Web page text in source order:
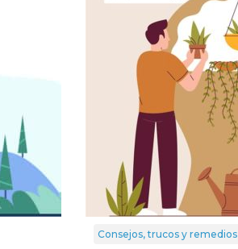
Consejos, trucos y remedios